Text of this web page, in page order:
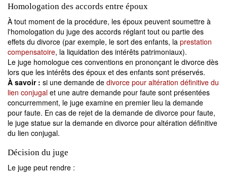
Homologation des accords entre époux
À tout moment de la procédure, les époux peuvent soumettre à
l'homologation du juge des accords réglant tout ou partie des
effets du divorce (par exemple, le sort des enfants, la prestation
compensatoire, la liquidation des intérêts patrimoniaux).
Le juge homologue ces conventions en prononçant le divorce dès
lors que les intérêts des époux et des enfants sont préservés.
À savoir : si une demande de divorce pour altération définitive du
lien conjugal et une autre demande pour faute sont présentées
concurremment, le juge examine en premier lieu la demande
pour faute. En cas de rejet de la demande de divorce pour faute,
le juge statue sur la demande en divorce pour altération définitive
du lien conjugal.
Décision du juge
Le juge peut rendre :